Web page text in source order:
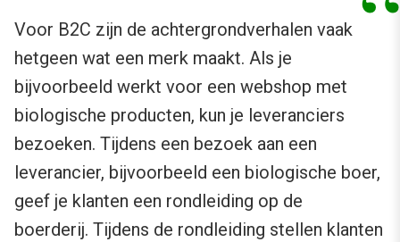
Voor B2C zijn de achtergrondverhalen vaak
hetgeen wat een merk maakt. Als je
bijvoorbeeld werkt voor een webshop met
biologische producten, kun je leveranciers
bezoeken. Tijdens een bezoek aan een
leverancier, bijvoorbeeld een biologische boer,
geef je klanten een rondleiding op de
boerderij. Tijdens de rondleiding stellen klanten